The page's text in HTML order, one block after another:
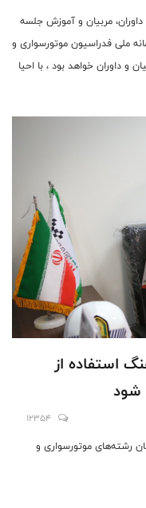
مربیان و آموزش جلسه
ملی فدراسیون موتورسواری و
و داوران خواهد بود ، با احیا
استفاده از
شود
12354
رشته‌های موتورسواری و